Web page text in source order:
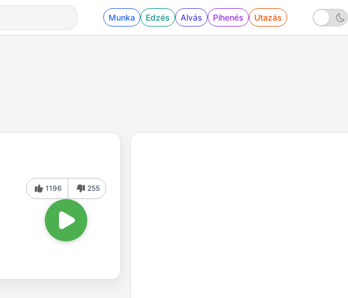
Munka Edzés Alvás Pihenés Utazás
1196 255